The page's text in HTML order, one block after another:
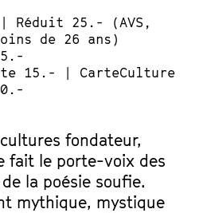
25.- (AVS,
de 26 ans)
15.- | CarteCulture
fondateur,
fait le porte-voix des
la poésie soufie.
mythique, mystique